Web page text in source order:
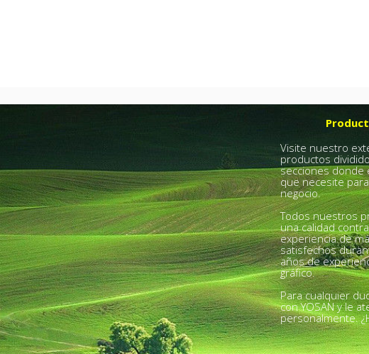
Visite nuestro
productos
secciones donde
que necesite
negocio.
Todos nuestros
una calidad
experiencia de
satisfechos
años de
gráfico.
Para cualquier
con YOSAN y le
personalmente.